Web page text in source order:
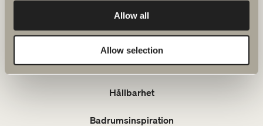
Allow all
Allow selection
Produkter
Serier
Ritverktyg
Hållbarhet
Badrumsinspiration